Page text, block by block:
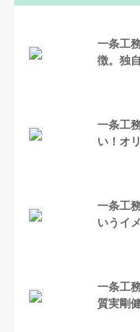
一条工
徴。独
一条工
い！オ
一条工
いうイ
一条工
質実剛